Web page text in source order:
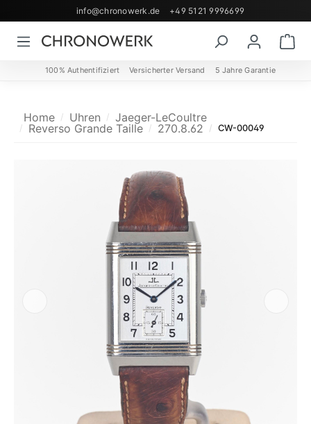
Zum Hauptinhalt springen
info@chronowerk.de +49 5121 9996699
100% Authentifiziert Versicherter Versand 5 Jahre Garantie
Home Uhren
Jaeger-LeCoultre
Reverso Grande Taille
270.8.62 CW-00049